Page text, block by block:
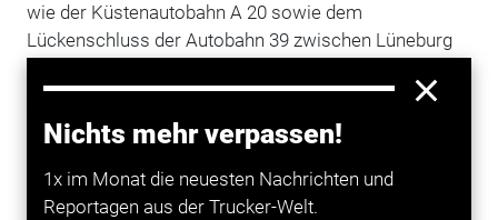
Nichts mehr verpassen!
1x im Monat die neuesten Nachrichten und
Reportagen aus der Trucker-Welt.
wie der Küstenautobahn A 20 sowie dem
Lückenschluss der Autobahn 39 zwischen Lüneburg
Autobahnbauseien Konjunkturpakete für die
Regionen, die von den Verkehrsachsen durchquert